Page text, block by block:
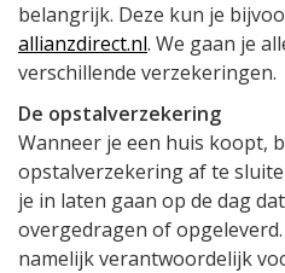
belangrijk. Deze kun je
allianzdirect.nl. We gaan je
verschillende verzekeringen.
De opstalverzekering
Wanneer je een huis koopt,
opstalverzekering af te
je in laten gaan op de dag
overgedragen of
namelijk verantwoordelijk